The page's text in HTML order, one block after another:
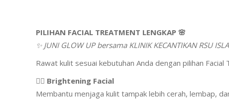
PILIHAN FACIAL TREATMENT LENGKAP 🌸
✨ JUNI GLOW UP bersama KLINIK KECANTIKAN RSU
Rawat kulit sesuai kebutuhan Anda dengan pilihan
💆‍♀️ Brightening Facial
Membantu menjaga kulit tampak lebih cerah, lembap,